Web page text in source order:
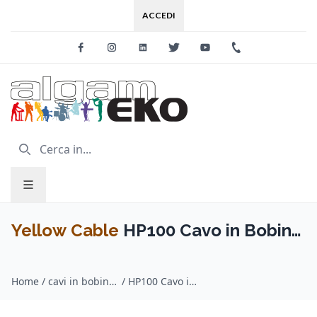
ACCEDI
FacebookInstagramLinkedinTwitter Youtube
Yellow Cable HP100 Cavo in Bobina
Home / cavi in bobina speaker / Yellow Cable / HP100 Cavo in Bobina per Alta Potenza 2 x 1,5 mm 100 m